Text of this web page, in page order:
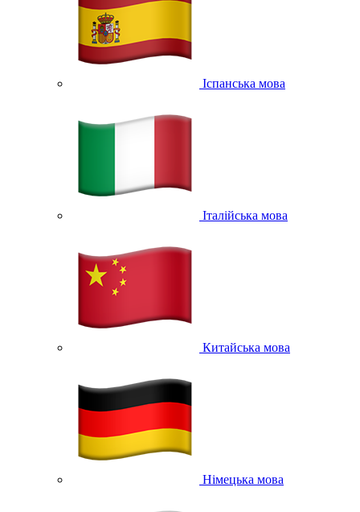
Іспанська мова
Італійська мова
Китайська мова
Німецька мова